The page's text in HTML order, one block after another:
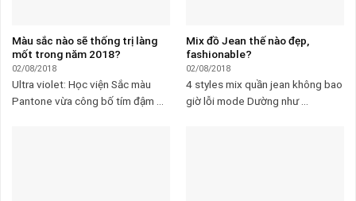
Màu sắc nào sẽ thống trị làng
mốt trong năm 2018?
02/08/2018
Ultra violet: Học viện Sắc màu
Pantone vừa công bố tím đậm ...
Mix đồ Jean thế nào đẹp,
fashionable?
02/08/2018
4 styles mix quần jean không bao
giờ lỗi mode Dường như ...